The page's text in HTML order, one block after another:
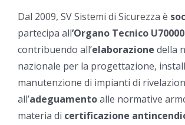
Dal 2009, SV Sistemi di Sicurezza è
partecipa all’Organo Tecnico
contribuendo all’elaborazione della
nazionale per la progettazione,
manutenzione di impianti di
all’adeguamentoalle normative
materia di certificazione